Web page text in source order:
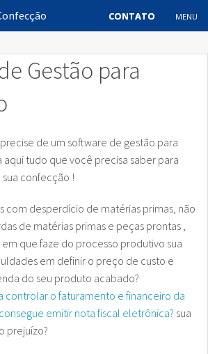
CONTATO
CONTATO MENU
da Produção
Gestão para
de um software de gestão para
tudo que você precisa saber para
confecção !
com desperdício de matérias primas, não
de matérias primas e peças prontas ,
que faze do processo produtivo sua
em definir o preço de custo e
do seu produto acabado?
controlar o faturamento e financeiro da
emitir nota fiscal eletrônica? sua
prejuízo?